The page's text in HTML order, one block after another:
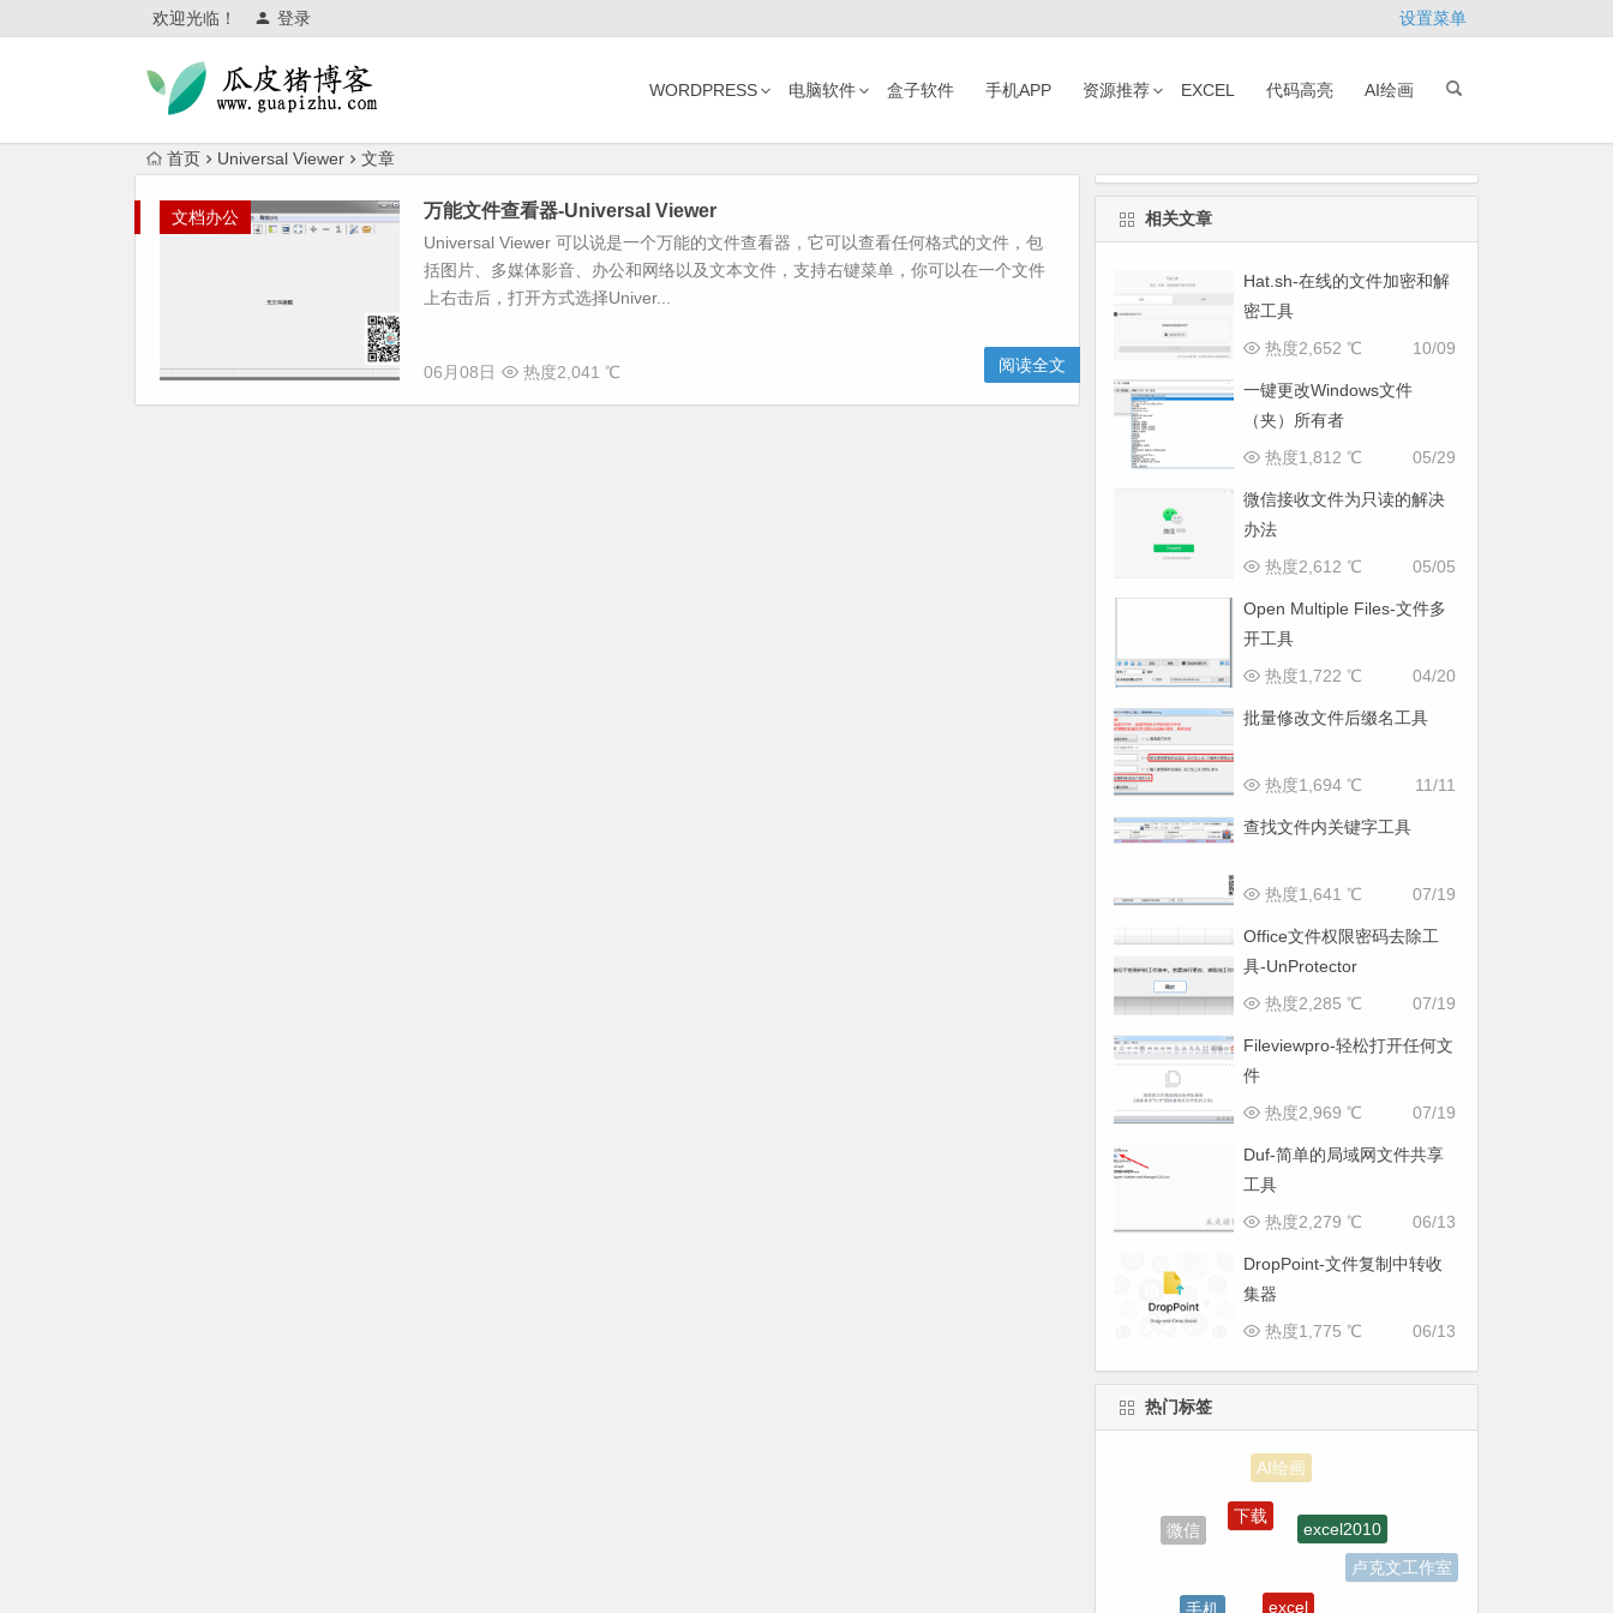
欢迎光临！ 登录 设置菜单
WORDPRESS 电脑软件 盒子软件 手机APP 资源推荐 EXCEL 代码高亮 AI绘画
首页 Universal Viewer 文章
文档办公 万能文件查看器-Universal Viewer
Universal Viewer 可以说是一个万能的文件查看器，它可以查看任何格式的文件，包
括图片、多媒体影音、办公和网络以及文本文件，支持右键菜单，你可以在一个文件
上右击后，打开方式选择Univer...
06月08日 热度2,041 ℃ 阅读全文
相关文章
Hat.sh-在线的文件加密和解
密工具
10/09
热度2,652 ℃
一键更改Windows文件
（夹）所有者
05/29
热度1,812 ℃
微信接收文件为只读的解决
办法
05/05
热度2,612 ℃
Open Multiple Files-文件多
开工具
04/20
热度1,722 ℃
批量修改文件后缀名工具
11/11
热度1,694 ℃
查找文件内关键字工具
07/19
热度1,641 ℃
Office文件权限密码去除工
具-UnProtector
07/19
热度2,285 ℃
Fileviewpro-轻松打开任何文
件
07/19
热度2,969 ℃
Duf-简单的局域网文件共享
工具
06/13
热度2,279 ℃
DropPoint-文件复制中转收
集器
06/13
热度1,775 ℃
热门标签
微信
下载
excel2010
卢克文工作室
手机